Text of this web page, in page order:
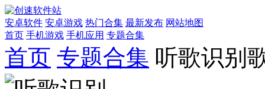
安卓软件 安卓游戏 热门合集 最新发布 网站地图
首页 手机游戏 手机应用 专题合集
首页 专题合集 听歌识别